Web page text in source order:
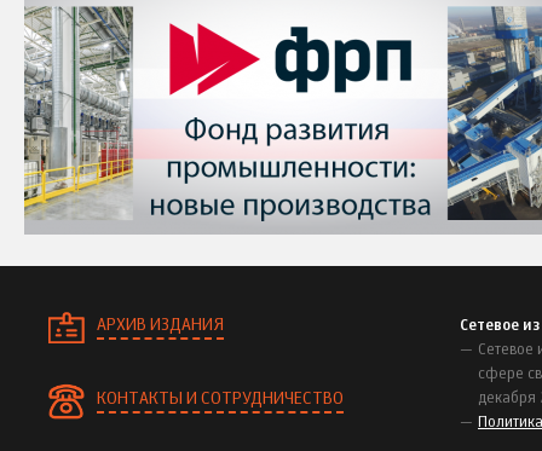
АРХИВ ИЗДАНИЯ
КОНТАКТЫ И СОТРУДНИЧЕСТВО
Сетевое
Сетевое
сфере
декабря